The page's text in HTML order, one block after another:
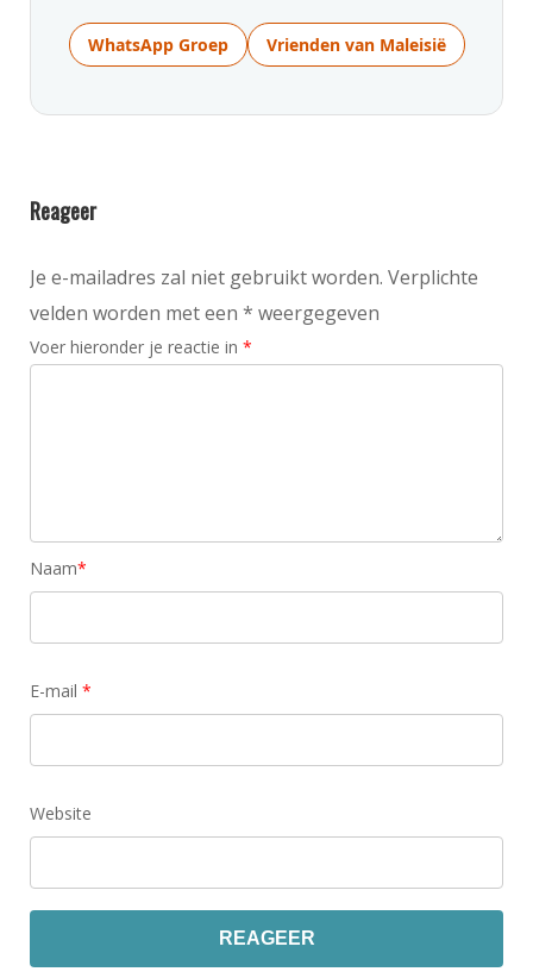
WhatsApp Groep Vrienden van Maleisië
Reageer
Je e-mailadres zal niet gebruikt worden. Verplichte
velden worden met een * weergegeven
Voer hieronder je reactie in *
Naam*
E-mail *
Website